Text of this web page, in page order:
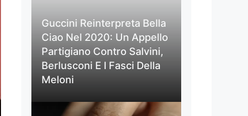
Guccini Reinterpreta Bella
Ciao Nel 2020: Un Appello
Partigiano Contro Salvini,
Berlusconi E I Fasci Della
Meloni